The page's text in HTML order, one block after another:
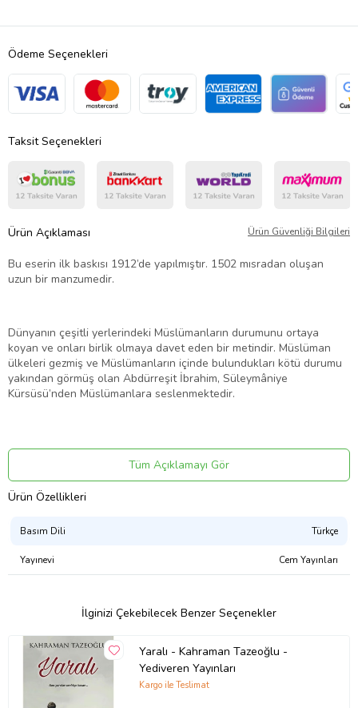
Ödeme Seçenekleri
Taksit Seçenekleri
Ürün Açıklaması Ürün Güvenliği Bilgileri
Bu eserin ilk baskısı 1912’de yapılmıştır. 1502 mısradan oluşan
uzun bir manzumedir.
Dünyanın çeşitli yerlerindeki Müslümanların durumunu ortaya
koyan ve onları birlik olmaya davet eden bir metindir. Müslüman
ülkeleri gezmiş ve Müslümanların içinde bulundukları kötü durumu
yakından görmüş olan Abdürreşit İbrahim, Süleymâniye
Kürsüsü’nden Müslümanlara seslenmektedir.
Ürün Adı: Süleymaniye Kürsüsü'nde - Safahat 2. Kitap
Ürün Kodu: 9786257188340
Yazar: Mehmet Akif Ersoy
Basım Yılı: 2021
Sayfa Sayısı: 96
Kağıt Cinsi: 2. Hamur
Tüm Açıklamayı Gör
Ürün Özellikleri
Basım Dili Türkçe
Yayınevi Cem Yayınları
İlginizi Çekebilecek Benzer Seçenekler
Yaralı - Kahraman Tazeoğlu -
Yediveren Yayınları
Kargo ile Teslimat